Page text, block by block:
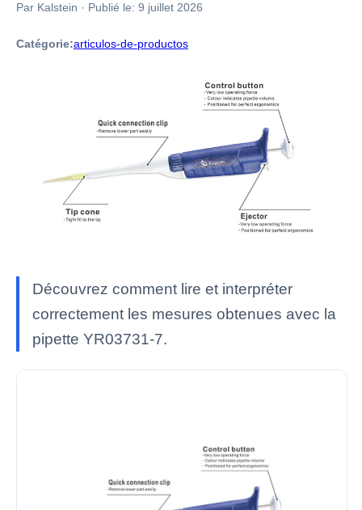
Par Kalstein · Publié le: 9 juillet 2026
Catégorie:articulos-de-productos
Découvrez comment lire et interpréter
correctement les mesures obtenues avec la
pipette YR03731-7.